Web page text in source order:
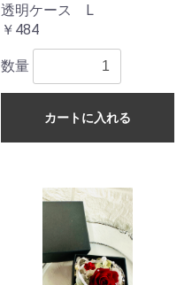
透明ケース L
￥484
数量
カートに入れる